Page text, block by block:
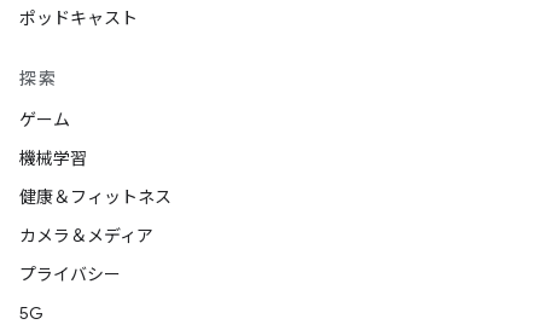
ポッドキャスト
探索
ゲーム
機械学習
健康＆フィットネス
カメラ＆メディア
プライバシー
5G